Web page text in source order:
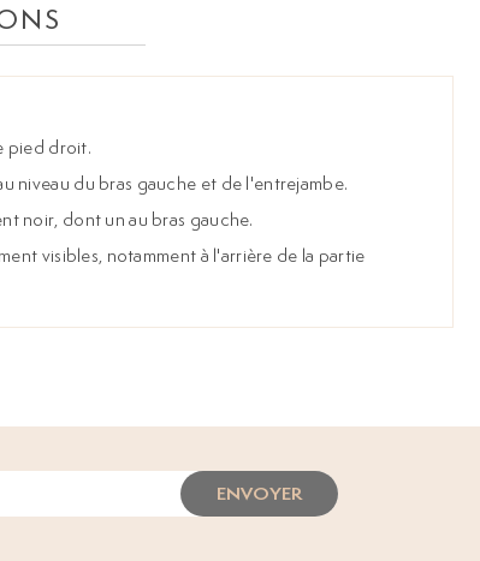
pied droit.
niveau du bras gauche et de l'entrejambe.
noir, dont un au bras gauche.
visibles, notamment à l'arrière de la partie
ENVOYER